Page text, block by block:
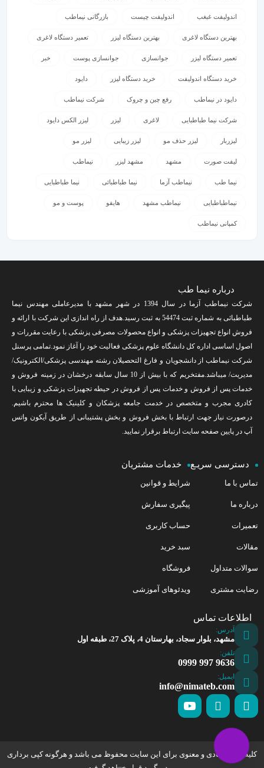
اندولیفت غبغب اندولیفت چیست بازرگانی نیماطب
بهترین دستگاه لاغری بهترین دستگاه لیزر تعمیر دستگاه لاغری
تعمیر دستگاه لیزر جوانسازی جوانسازی پوست خبر
خرید دستگاه اندولیفت خرید دستگاه لیزر دایود
دایود در نیماطب رفع چین و چروک شرکت نیماطب
شرکت نیما طباطبایی لاغری لیزر لیزر الکس دایود
لیزربار لیزر حذف مو لیزر زیبایی لیزر مو
لیفت صورت مشهد مشهد لیزر نیماطب
نیما طب نیماطب آزما نیما طباطبائی نیما طباطبایی
نیماطباطبایی نیماطب مشهد هایفو پوست و مو
کمپانی نیماطب
درباره نیما طب
شرکت نیماطب آزما در سال 1394 در شهر مشهد با مدیرعاملی مهندس نیما
طباطبائی به شماره ثبت 54474 به ثبت رسید.هدف از راه اندازی این شرکت با ارائه و
فروش انواع تجهیزات پزشکی و انواع محصولات مصرفی پزشکی با رعایت مقررات و
اصول اساسی اداره کل دانشگاه علوم پزشکی فعالیت خود را آغاز نمود.تمامی پرسنل
شرکت نیماطب از دانشجویان و فارغ التحصیلان رشته مهندسی پزشکی/الکترونیک/
مدیریت/ میباشد.مفتخریم که با بیش از 10 سال سابقه درخشان در زمینه فروش و
خدمات پس از فروش و خدمات پس از فروش در حیطه تجهیزات پزشکی و زیبایی با
کادری مجرب و متخصص در خدمت جامعه پزشکان و کلینیک ها محترم باشیم.
درصورت نیاز جهت ارتباط با بخش فروش و بخش پشتیبانی از طریق آیکون واتس
آپ در پایین صفحه سایت ارتباط برقرار نمایید.
دسترسی سریـع
تماس با ما
درباره ما
تعمیرات
مقالات
سوالات متداول
رضایت مشتری
خدمات مشتریان
شرایط و قوانین
پیگیری سفارش
حساب کاربری
سبد خرید
فروشگاه
ویدئوهای آموزشی
اطلاعات تماس
آدرس:
مشهد، بلوار سجاد، بهارستان 4، پلاک 27، طبقه اول
تلفن:
9636 997 0999
ایمیل:
info@nimateb.com
کلیه حقوق مادی و معنوی برای این سایت محفوظ می باشد و هرگونه کپی برداری